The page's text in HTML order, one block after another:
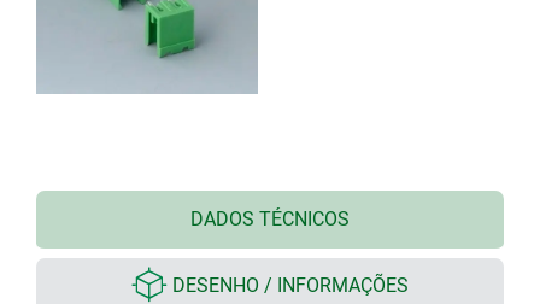
DADOS TÉCNICOS
DESENHO / INFORMAÇÕES